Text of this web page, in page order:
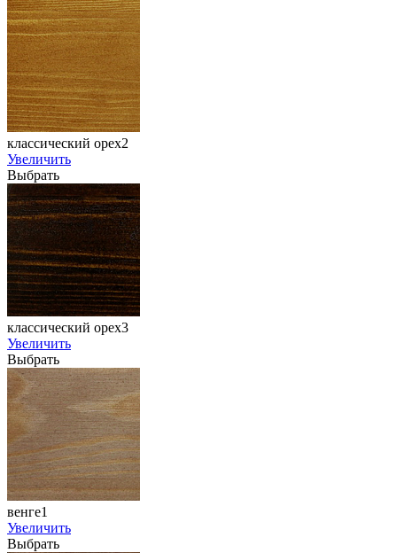
классический орех2
Увеличить
Выбрать
классический орех3
Увеличить
Выбрать
венге1
Увеличить
Выбрать